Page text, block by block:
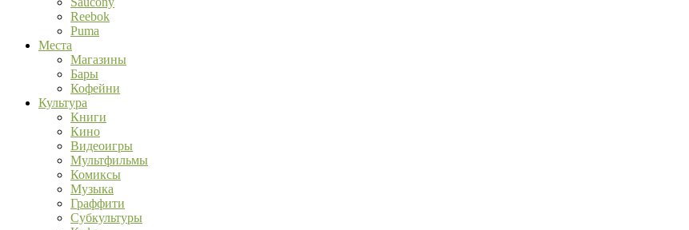
Reebok
Puma
Места
Магазины
Бары
Кофейни
Культура
Книги
Кино
Видеоигры
Мультфильмы
Комиксы
Музыка
Граффити
Субкультуры